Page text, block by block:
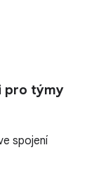
pro týmy
spojení